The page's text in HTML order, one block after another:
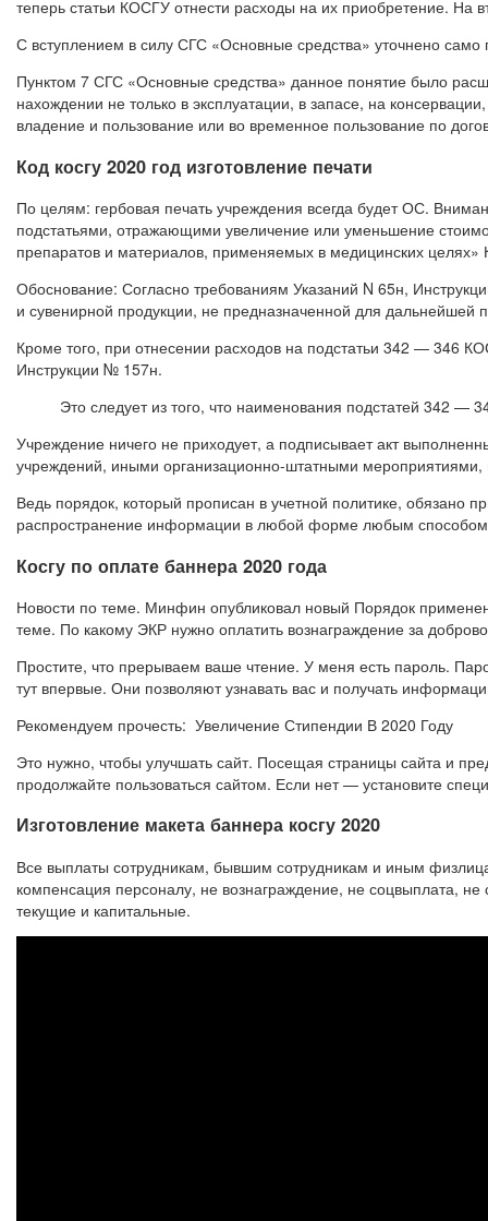
теперь статьи КОСГУ отнести расходы на их приобретение. На
С вступлением в силу СГС «Основные средства» уточнено само
Пунктом 7 СГС «Основные средства» данное понятие было
нахождении не только в эксплуатации, в запасе, на
владение и пользование или во временное пользование по
Код косгу 2020 год изготовление печати
По целям: гербовая печать учреждения всегда будет ОС.
подстатьями, отражающими увеличение или уменьшение
препаратов и материалов, применяемых в медицинских целях»
Обоснование: Согласно требованиям Указаний N 65н,
и сувенирной продукции, не предназначенной для
Кроме того, при отнесении расходов на подстатьи 342 — 346
Инструкции № 157н.
Это следует из того, что наименования подстатей 342
Учреждение ничего не приходует, а подписывает акт
учреждений, иными организационно-штатными
Ведь порядок, который прописан в учетной политике, обязано
распространение информации в любой форме любым способом
Косгу по оплате баннера 2020 года
Новости по теме. Минфин опубликовал новый Порядок
теме. По какому ЭКР нужно оплатить вознаграждение за
Простите, что прерываем ваше чтение. У меня есть пароль.
тут впервые. Они позволяют узнавать вас и получать
Рекомендуем прочесть: Увеличение Стипендии В 2020 Году
Это нужно, чтобы улучшать сайт. Посещая страницы сайта и
продолжайте пользоваться сайтом. Если нет — установите
Изготовление макета баннера косгу 2020
Все выплаты сотрудникам, бывшим сотрудникам и иным
компенсация персоналу, не вознаграждение, не соцвыплата,
текущие и капитальные.